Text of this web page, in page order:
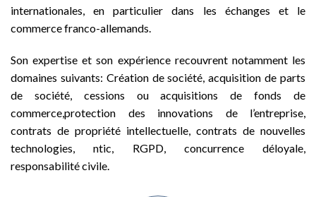
internationales, en particulier dans les échanges et le
commerce franco-allemands.
Son expertise et son expérience recouvrent notamment les
domaines suivants: Création de société, acquisition de parts
de société, cessions ou acquisitions de fonds de
commerce,protection des innovations de l’entreprise,
contrats de propriété intellectuelle, contrats de nouvelles
technologies, ntic, RGPD, concurrence déloyale,
responsabilité civile.